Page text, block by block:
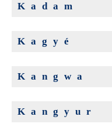
Kadam
Kagyé
Kangwa
Kangyur